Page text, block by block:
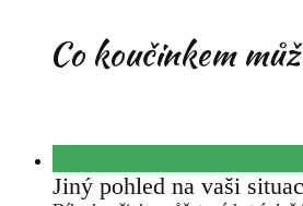
Co koučinkem
Jiný pohled na vaši